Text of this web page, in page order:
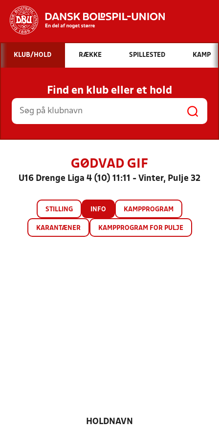
Hvad vil du søge efter?
INDHOLD OG NYHEDER
STILLINGER, RESULTATER, KLUBBER OG
HOLD
KLUB/HOLD RÆKKE SPILLESTED KAMP
Find en klub eller et hold
GØDVAD GIF
U16 Drenge Liga 4 (10) 11:11 - Vinter, Pulje 32
STILLING INFO KAMPPROGRAM
KARANTÆNER KAMPPROGRAM FOR PULJE
HOLDNAVN